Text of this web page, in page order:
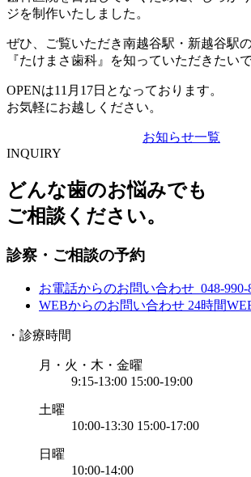
ジを制作いたしました。
ぜひ、ご覧いただき南越谷駅・新越谷駅
『たけまさ歯科』を知っていただきたいで
OPENは11月17日となっております。
お気軽にお越しください。
お知らせ一覧
INQUIRY
どんな歯のお悩みでも
ご相談ください。
診察・ご相談の予約
お電話からのお問い合わせ 048-990-
WEBからのお問い合わせ 24時間
・診療時間
月・火・木・金曜
9:15-13:00 15:00-19:00
土曜
10:00-13:30 15:00-17:00
日曜
10:00-14:00